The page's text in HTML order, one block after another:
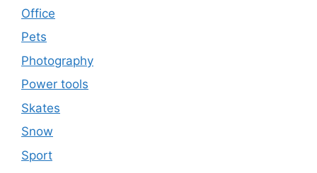
Office
Pets
Photography
Power tools
Skates
Snow
Sport